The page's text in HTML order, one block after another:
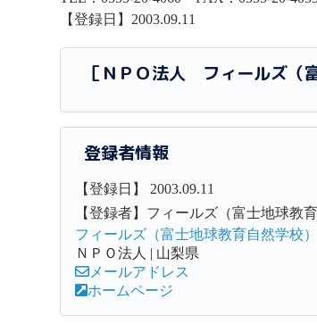
【登録日】2003.09.11
［ＮＰＯ法人 フィールズ（
登録者情報
【登録日】 2003.09.11
【登録者】フィールズ（富士地球教
フィールズ（富士地球教育自然学校）
ＮＰＯ法人 | 山梨県
メールアドレス
ホームページ